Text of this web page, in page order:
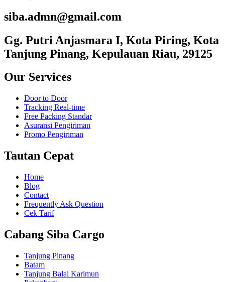
siba.admn@gmail.com
Gg. Putri Anjasmara I, Kota Piring, Kota
Tanjung Pinang, Kepulauan Riau, 29125
Our Services
Door to Door
Tracking Real-time
Free Packing Standar
Asuransi Pengiriman
Promo Pengiriman
Tautan Cepat
Home
Blog
Contact
Frequently Ask Question
Cek Tarif
Cabang Siba Cargo
Tanjung Pinang
Batam
Tanjung Balai Karimun